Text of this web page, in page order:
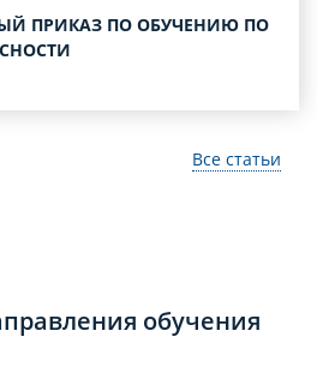
ПРИКАЗ ПО ОБУЧЕНИЮ ПО
Все статьи
обучения